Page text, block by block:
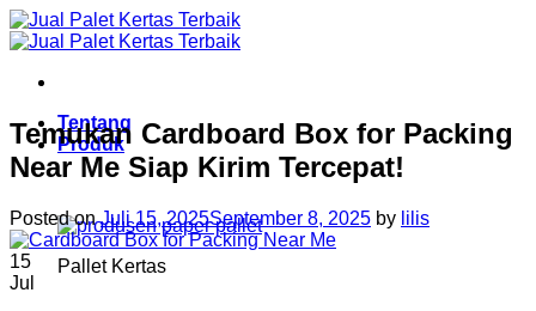
Skip
to
Tentang
Produk
Pallet Kertas
Temukan Cardboard Box for Packing
Near Me Siap Kirim Tercepat!
Posted onJuli 15, 2025September 8, 2025 by lilis
15
Jul